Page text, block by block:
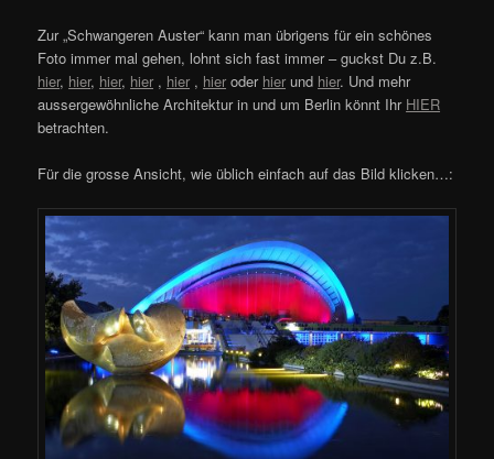
Zur „Schwangeren Auster“ kann man übrigens für ein schönes
Foto immer mal gehen, lohnt sich fast immer – guckst Du z.B.
hier, hier, hier, hier , hier , hier oder hier und hier. Und mehr
aussergewöhnliche Architektur in und um Berlin könnt Ihr HIER
betrachten.
Für die grosse Ansicht, wie üblich einfach auf das Bild klicken…: